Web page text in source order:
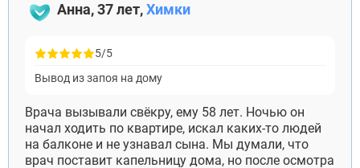
сделали вид, что дальше это только моя
Анна, 37 лет,Химки
5/5
Вывод из запоя на дому
Врача вызывали свёкру, ему 58 лет. Ночью он
начал ходить по квартире, искал каких-то людей
на балконе и не узнавал сына. Мы думали, что
врач поставит капельницу дома, но после осмотра
ЗАДАТЬ ВОПРОС
ЗАПОЛНИТЕ ФОРМУ
Заполните форму ниже, мы вам
Сергиев Посад
Серпухов
Щёлково
Электросталь
Электроугли
Лыткарино
Павловский Посад
Ступино